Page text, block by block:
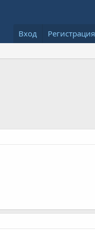
Вход Регистрация